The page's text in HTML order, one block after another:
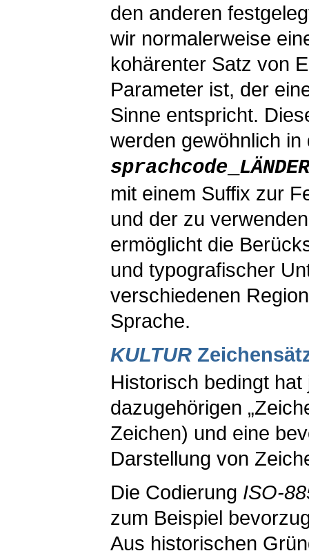
den anderen
wir normalerweise
kohärenter Satz von
Parameter ist, der
Sinne entspricht.
werden gewöhnlich in
sprachcode
mit einem Suffix zur
und der zu
ermöglicht die
und typografischer
verschiedenen
Sprache.
KULTUR
Historisch bedingt
dazugehörigen
Zeichen) und eine
Darstellung von
Die Codierung ISO-
zum Beispiel
Aus historischen